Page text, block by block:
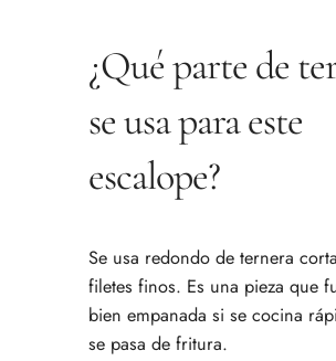
¿Qué parte de
se usa para este
escalope?
Se usa redondo de ternera
filetes finos. Es una pieza que
bien empanada si se cocina
se pasa de fritura.